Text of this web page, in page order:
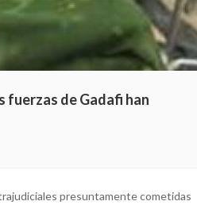
fuerzas de Gadafi han
presuntamente cometidas